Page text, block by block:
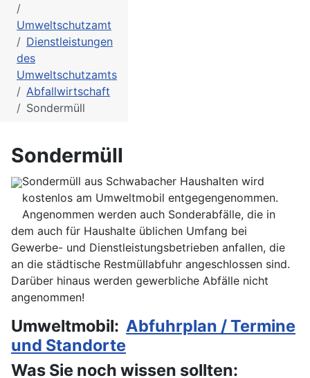
Umweltschutzamt
Dienstleistungen
des
Umweltschutzamts
Abfallwirtschaft
Sondermüll
Sondermüll
Sondermüll aus Schwabacher Haushalten wird
kostenlos am Umweltmobil entgegengenommen.
Angenommen werden auch Sonderabfälle, die in
dem auch für Haushalte üblichen Umfang bei
Gewerbe- und Dienstleistungsbetrieben anfallen, die
an die städtische Restmüllabfuhr angeschlossen sind.
Darüber hinaus werden gewerbliche Abfälle nicht
angenommen!
Umweltmobil: Abfuhrplan / Termine
und Standorte
Was Sie noch wissen sollten: